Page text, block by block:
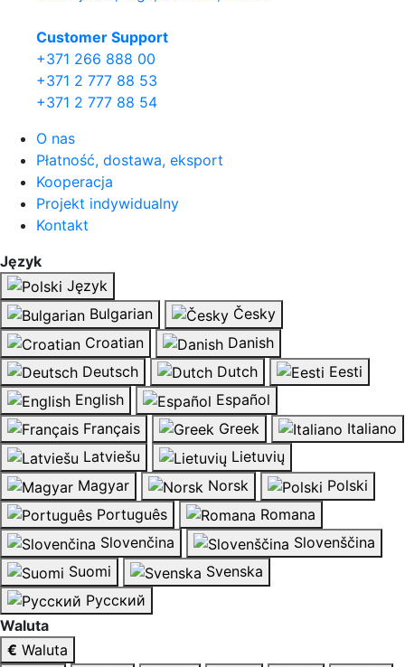
Сustomer Support
+371 266 888 00
+371 2 777 88 53
+371 2 777 88 54
O nas
Płatność, dostawa, eksport
Kooperacja
Projekt indywidualny
Kontakt
Język
Język
Bulgarian
Česky
Croatian
Danish
Deutsch
Dutch
Eesti
English
Español
Français
Greek
Italiano
Latviešu
Lietuvių
Magyar
Norsk
Polski
Português
Romana
Slovenčina
Slovenščina
Suomi
Svenska
Русский
Waluta
€ Waluta